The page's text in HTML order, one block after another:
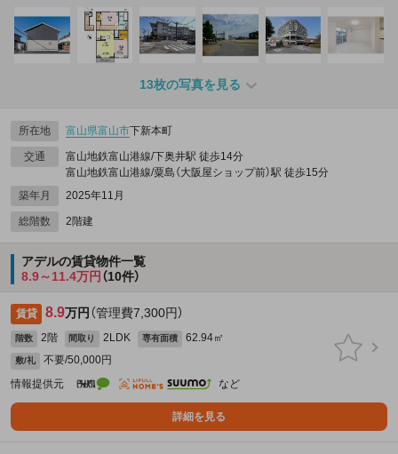
13枚の写真を見る
所在地 富山県富山市下新本町
交通
富山地鉄富山港線/下奥井駅 徒歩14分
富山地鉄富山港線/粟島（大阪屋ショップ前）駅 徒歩15分
築年月
2025年11月
総階数 2階建
アデルの賃貸物件一覧
8.9～11.4万円 （10件）
賃貸 8.9万円 （管理費7,300円）
階数 2階 間取り 2LDK 専有面積 62.94㎡
敷/礼
不要/50,000円
情報提供元
など
詳細を見る